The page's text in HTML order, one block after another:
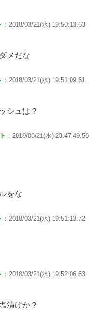
：2018/03/21(水) 19:50:13.63
メだな
：2018/03/21(水) 19:51:09.61
シュは？
：2018/03/21(水) 23:47:49.56
をな
：2018/03/21(水) 19:51:13.72
：2018/03/21(水) 19:52:06.53
漬けか？